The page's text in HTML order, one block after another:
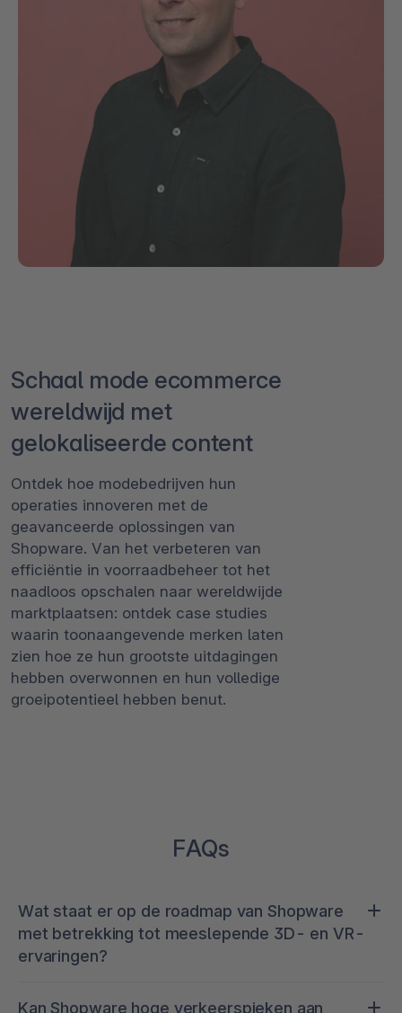
Schaal mode ecommerce
wereldwijd met
gelokaliseerde content
Ontdek hoe modebedrijven hun
operaties innoveren met de
geavanceerde oplossingen van
Shopware. Van het verbeteren van
efficiëntie in voorraadbeheer tot het
naadloos opschalen naar wereldwijde
marktplaatsen: ontdek case studies
waarin toonaangevende merken laten
zien hoe ze hun grootste uitdagingen
hebben overwonnen en hun volledige
groeipotentieel hebben benut.
FAQs
Wat staat er op de roadmap van Shopware
met betrekking tot meeslepende 3D- en VR-
ervaringen?
Kan Shopware hoge verkeerspieken aan